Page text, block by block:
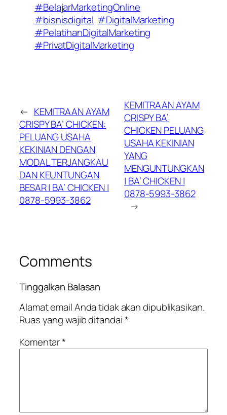
#BelajarMarketingOnline
#bisnisdigital #DigitalMarketing
#PelatihanDigitalMarketing
#PrivatDigitalMarketing
← KEMITRAAN AYAM
CRISPY BA’ CHICKEN:
PELUANG USAHA
KEKINIAN DENGAN
MODAL TERJANGKAU
DAN KEUNTUNGAN
BESAR | BA’ CHICKEN |
0878-5993-3862
KEMITRAAN AYAM
CRISPY BA’
CHICKEN PELUANG
USAHA KEKINIAN
YANG
MENGUNTUNGKAN
| BA’ CHICKEN |
0878-5993-3862
→
Comments
Tinggalkan Balasan
Alamat email Anda tidak akan dipublikasikan.
Ruas yang wajib ditandai*
Komentar*